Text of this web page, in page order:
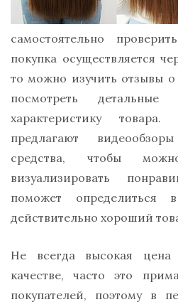
самостоятельно
покупка осуществляется
то можно изучить отзывы
посмотреть
характеристику
предлагают
средства, чтобы
визуализировать
поможет
действительно хороший
Не всегда высокая
качестве, часто это
покупателей, поэтому в